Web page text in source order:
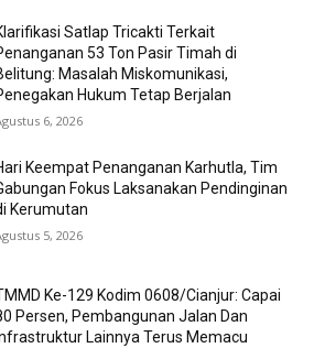
Satlap Tricakti Terkait
53 Ton Pasir Timah di
Masalah Miskomunikasi,
Hukum Tetap Berjalan
6, 2026
Keempat Penanganan Karhutla, Tim
Fokus Laksanakan Pendinginan
Kerumutan
5, 2026
Ke-129 Kodim 0608/Cianjur: Capai
Persen, Pembangunan Jalan Dan
Lainnya Terus Memacu